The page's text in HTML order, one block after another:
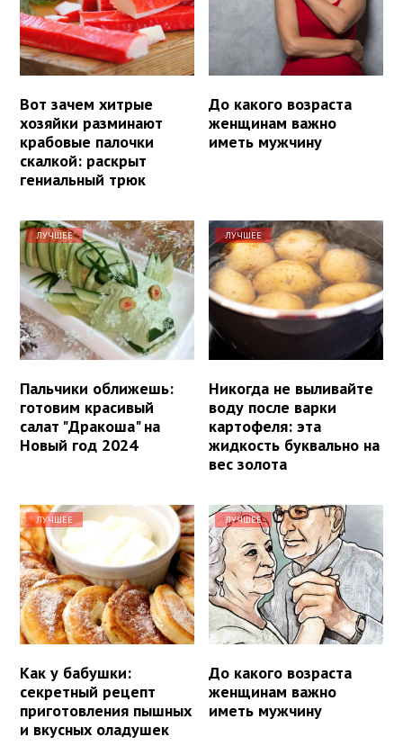
Вот зачем хитрые
хозяйки разминают
крабовые палочки
скалкой: раскрыт
гениальный трюк
До какого возраста
женщинам важно
иметь мужчину
ЛУЧШЕЕ
Пальчики оближешь:
готовим красивый
салат "Дракоша" на
Новый год 2024
ЛУЧШЕЕ
Никогда не выливайте
воду после варки
картофеля: эта
жидкость буквально на
вес золота
ЛУЧШЕЕ
Как у бабушки:
секретный рецепт
приготовления пышных
и вкусных оладушек
ЛУЧШЕЕ
До какого возраста
женщинам важно
иметь мужчину